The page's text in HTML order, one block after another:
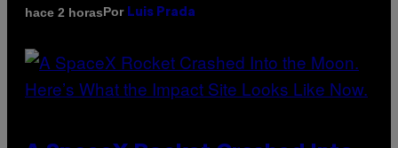
hace 2 horasPor Luis Prada